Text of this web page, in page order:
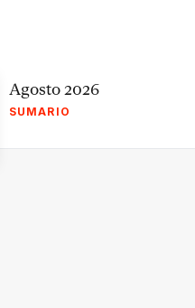
Agosto 2026
SUMARIO